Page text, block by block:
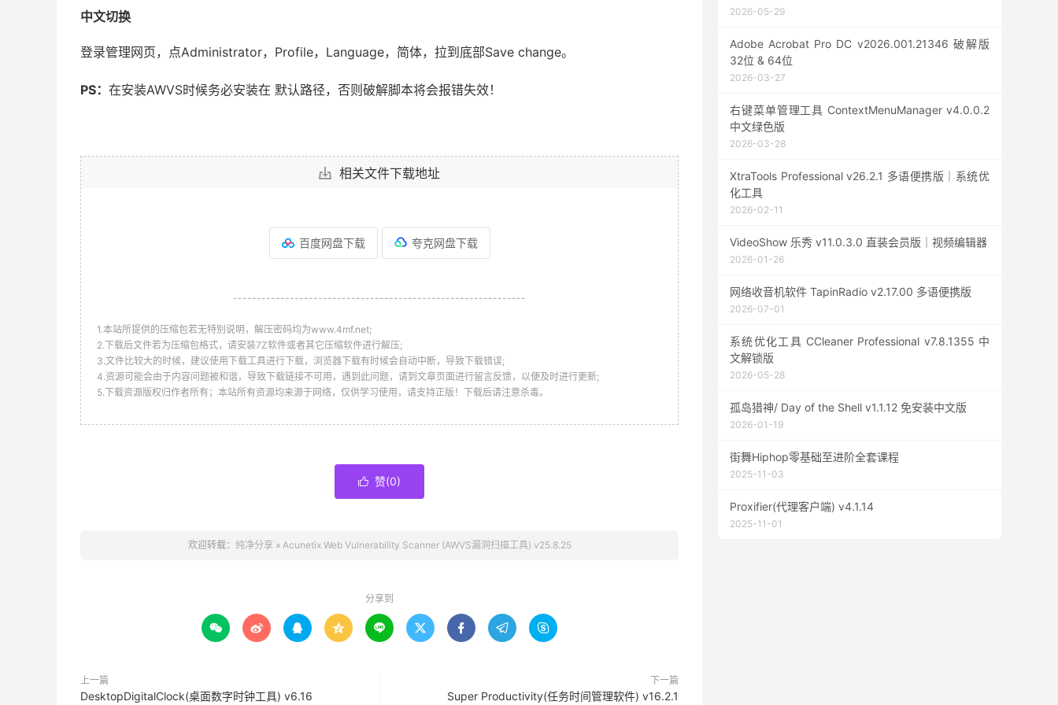
中文切换
登录管理网页，点Administrator，Profile，Language，简体，拉到底部Save change。
PS： 在安装AWVS时候务必安装在 默认路径，否则破解脚本将会报错失效！
相关文件下载地址
百度网盘下载 夸克网盘下载
--------------------------------------------------------------
1.本站所提供的压缩包若无特别说明，解压密码均为www.4mf.net;
2.下载后文件若为压缩包格式，请安装7Z软件或者其它压缩软件进行解压;
3.文件比较大的时候，建议使用下载工具进行下载，浏览器下载有时候会自动中断，导致下载错误;
4.资源可能会由于内容问题被和谐，导致下载链接不可用，遇到此问题，请到文章页面进行留言反馈，以便及时进行更新;
5.下载资源版权归作者所有；本站所有资源均来源于网络，仅供学习使用，请支持正版！下载后请注意杀毒。
 赞(0)
欢迎转载： 纯净分享 » Acunetix Web Vulnerability Scanner (AWVS漏洞扫描工具) v25.8.25
分享到
        
上一篇
DesktopDigitalClock(桌面数字时钟工具) v6.16
下一篇
Super Productivity(任务时间管理软件) v16.2.1
2026-05-29
Adobe Acrobat Pro DC v2026.001.21346 破解版
32位 & 64位
2026-03-27
右键菜单管理工具 ContextMenuManager v4.0.0.2
中文绿色版
2026-03-28
XtraTools Professional v26.2.1 多语便携版｜系统优
化工具
2026-02-11
VideoShow 乐秀 v11.0.3.0 直装会员版｜视频编辑器
2026-01-26
网络收音机软件 TapinRadio v2.17.00 多语便携版
2026-07-01
系统优化工具 CCleaner Professional v7.8.1355 中
文解锁版
2026-05-28
孤岛猎神/ Day of the Shell v1.1.12 免安装中文版
2026-01-19
街舞Hiphop零基础至进阶全套课程
2025-11-03
Proxifier(代理客户端) v4.1.14
2025-11-01